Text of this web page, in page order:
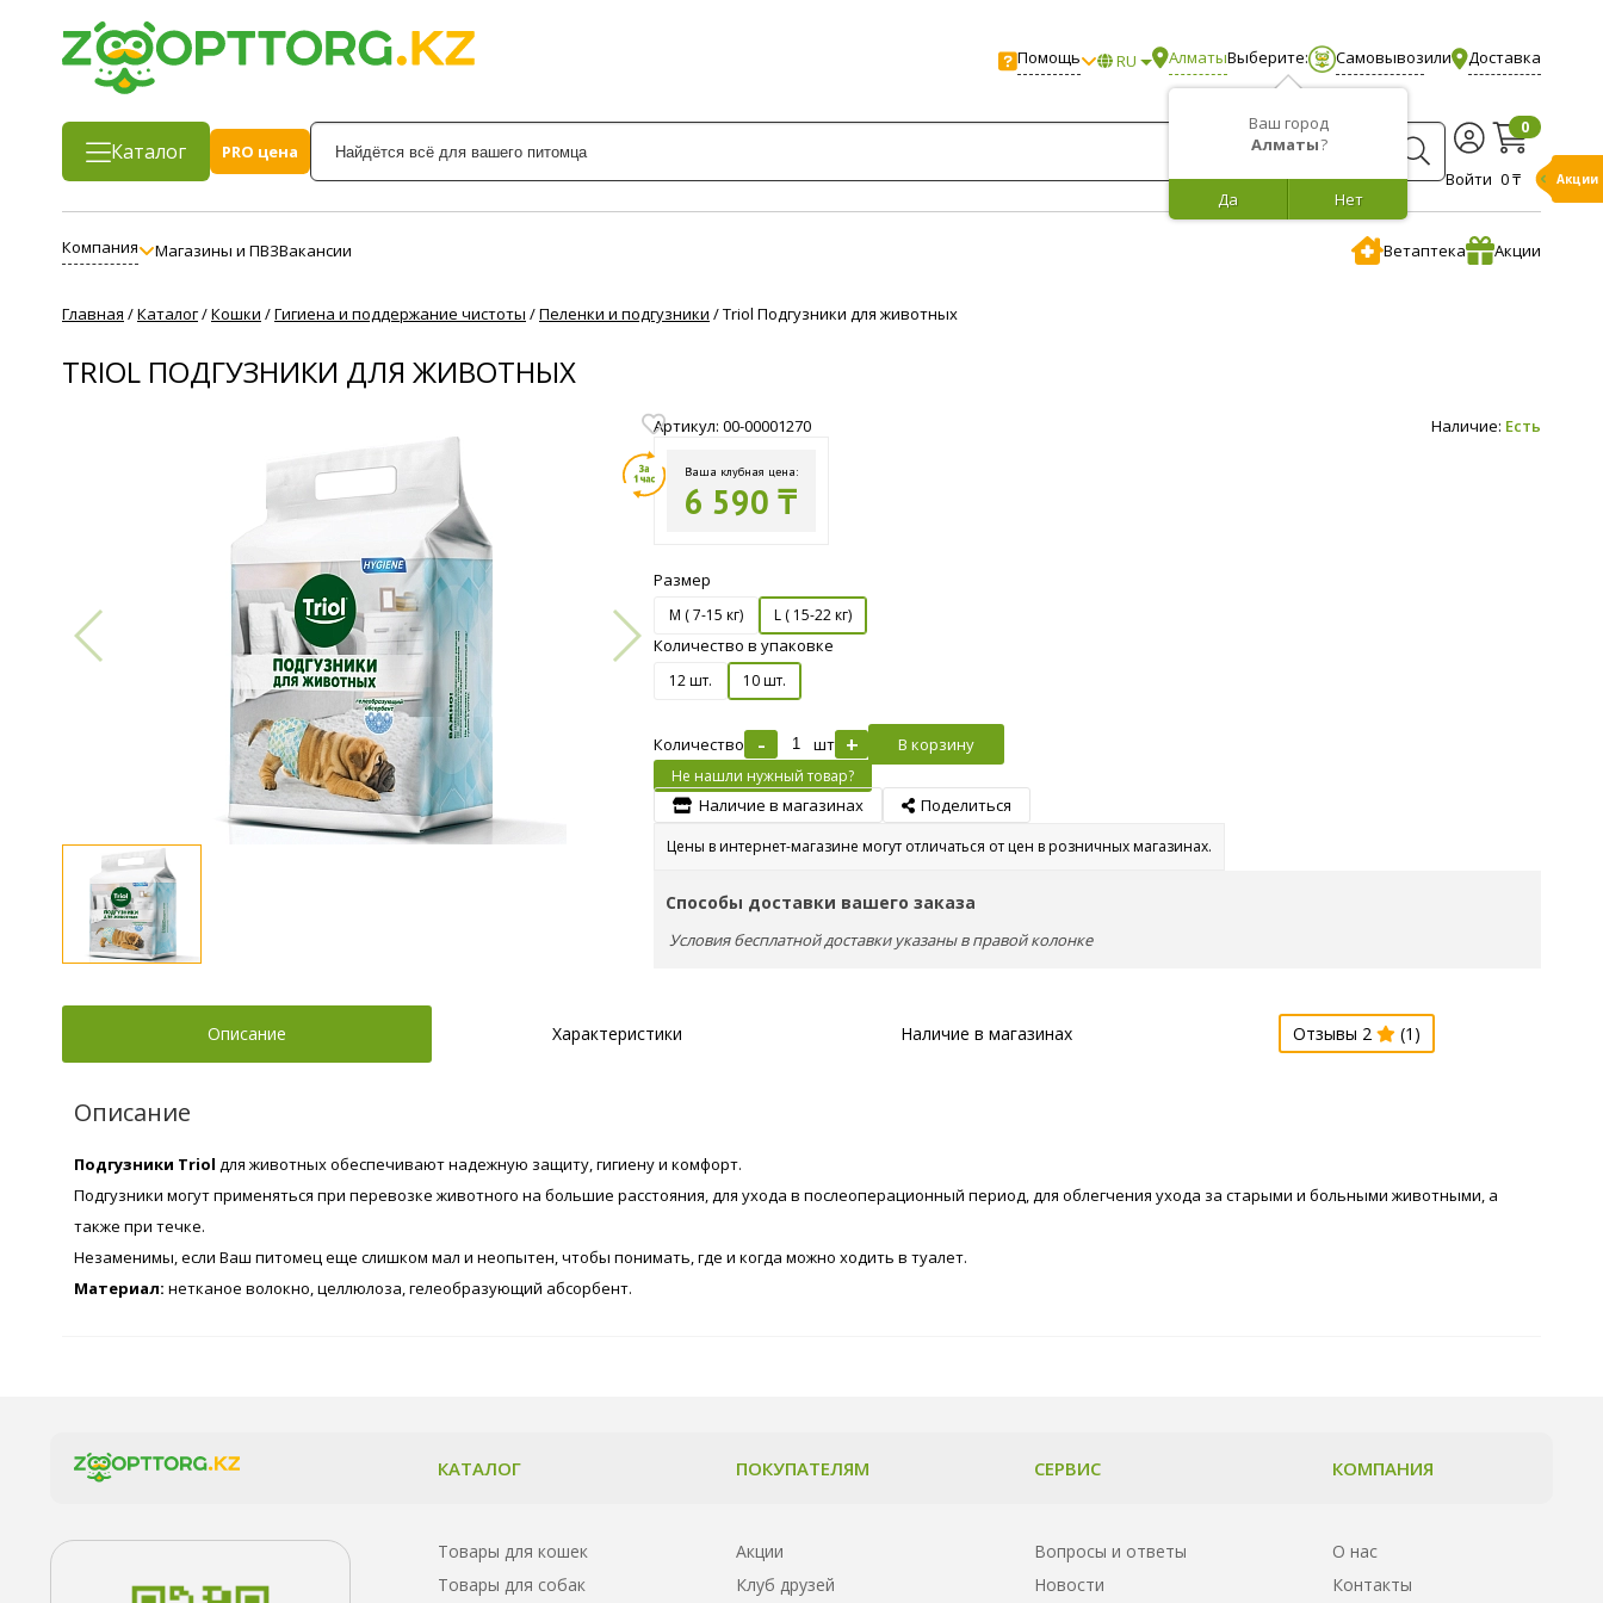
Помощь RU Алматы
Ваш город
Алматы?
Нет
Да
Выберите: Самовывозили Доставка
Каталог
PRO цена
Войти
0
0 ₸
Компания Магазины и ПВЗВакансии Ветаптека Акции
Главная /Каталог/Кошки /Гигиена и поддержание чистоты /Пеленки и подгузники /Triol Подгузники для животных
TRIOL ПОДГУЗНИКИ ДЛЯ ЖИВОТНЫХ
Артикул: 00-00001270 Наличие: Есть
Ваша клубная цена:
6 590 ₸
Размер
М ( 7-15 кг) L ( 15-22 кг)
Количество в упаковке
12 шт. 10 шт.
Количество - шт + В корзину
Не нашли нужный товар?
Наличие в магазинах Поделиться
Цены в интернет-магазине могут отличаться от цен в розничных магазинах.
Способы доставки вашего заказа
Условия бесплатной доставки указаны в правой колонке
Описание Характеристики Наличие в магазинах Отзывы 2 (1)
Описание
Подгузники Triol для животных обеспечивают надежную защиту, гигиену и комфорт.
Подгузники могут применяться при перевозке животного на большие расстояния, для ухода в послеоперационный период, для облегчения ухода за старыми и больными животными, а
также при течке.
Незаменимы, если Ваш питомец еще слишком мал и неопытен, чтобы понимать, где и когда можно ходить в туалет.
Материал: нетканое волокно, целлюлоза, гелеобразующий абсорбент.
КАТАЛОГ
Товары для кошек
Товары для собак
ПОКУПАТЕЛЯМ
Акции
Клуб друзей
СЕРВИС
Вопросы и ответы
Новости
КОМПАНИЯ
О нас
Контакты
Акции